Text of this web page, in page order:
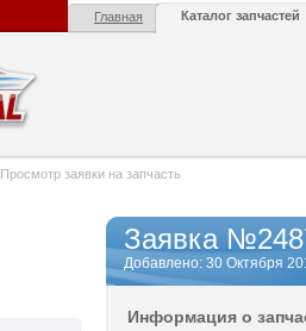
Главная Каталог запчастей
Просмотр заявки на запчасть
Заявка
Добавлено: 30 Октября
Информация о